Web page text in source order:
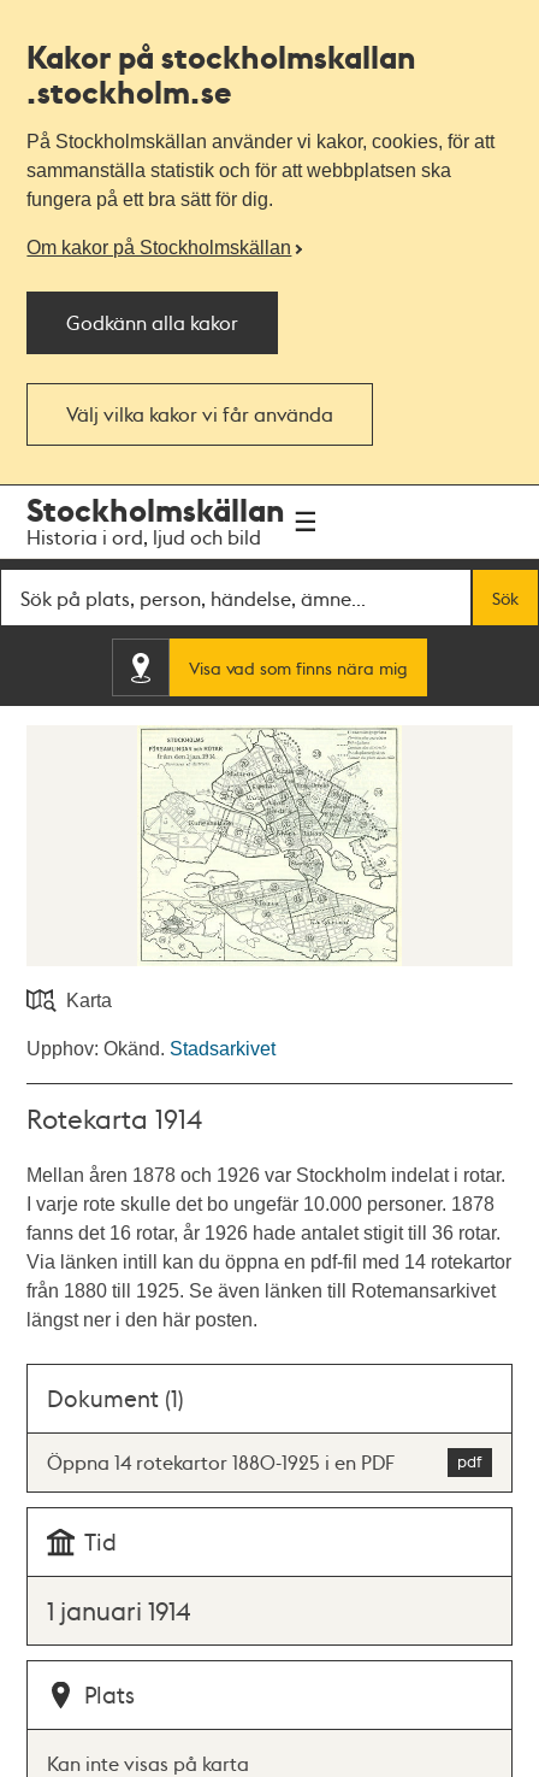
Kakor på stockholmskallan
.stockholm.se
På Stockholmskällan använder vi kakor, cookies, för att
sammanställa statistik och för att webbplatsen ska
fungera på ett bra sätt för dig.
Om kakor på Stockholmskällan
Godkänn alla kakor
Välj vilka kakor vi får använda
navigationen
huvudinnehållet
Stockholmskällan
Historia i ord, ljud och bild
Sök
Visa vad som finns nära mig
Karta
Upphov: Okänd. Stadsarkivet
Rotekarta 1914
Mellan åren 1878 och 1926 var Stockholm indelat i rotar.
I varje rote skulle det bo ungefär 10.000 personer. 1878
fanns det 16 rotar, år 1926 hade antalet stigit till 36 rotar.
Via länken intill kan du öppna en pdf-fil med 14 rotekartor
från 1880 till 1925. Se även länken till Rotemansarkivet
längst ner i den här posten.
Dokument (1)
Öppna 14 rotekartor 1880-1925 i en PDF
Tid
1 januari 1914
Plats
Kan inte visas på karta